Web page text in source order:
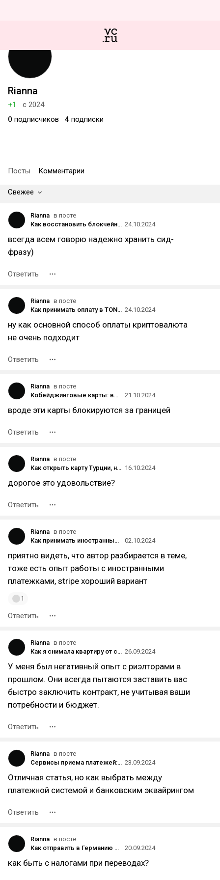
Rianna
+1
с 2024
0 подписчиков 4 подписки
Посты Комментарии
Свежее
Rianna в посте
Как восстановить блокчейн-кошелек? 6 основных способов с инструкциями 24.10.2024
всегда всем говорю надежно хранить сид-
фразу)
Ответить
Rianna в посте
Как принимать оплату в TON (Toncoin): способы получения платежей в криптовалюте 24.10.2024
ну как основной способ оплаты криптовалюта
не очень подходит
Ответить
Rianna в посте
Кобейджинговые карты: возможности, преимущества и альтернативы
21.10.2024
вроде эти карты блокируются за границей
Ответить
Rianna в посте
Как открыть карту Турции, находясь в России в 2024 году: инструкция 16.10.2024
дорогое это удовольствие?
Ответить
Rianna в посте
Как принимать иностранные платежи от клиентов, находясь в России
02.10.2024
приятно видеть, что автор разбирается в теме,
тоже есть опыт работы с иностранными
платежками, stripe хороший вариант
1
Ответить
Rianna в посте
Как я снимала квартиру от собственника в Москве 26.09.2024
У меня был негативный опыт с риэлторами в
прошлом. Они всегда пытаются заставить вас
быстро заключить контракт, не учитывая ваши
потребности и бюджет.
Ответить
Rianna в посте
Сервисы приема платежей: классификация и подборка популярных платформ 23.09.2024
Отличная статья, но как выбрать между
платежной системой и банковским эквайрингом
Ответить
Rianna в посте
Как отправить в Германию перевод из России в 2025 году? 5 способов
20.09.2024
как быть с налогами при переводах?